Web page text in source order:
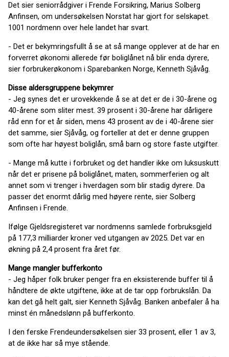
Det sier seniorrådgiver i Frende Forsikring, Marius Solberg
Anfinsen, om undersøkelsen Norstat har gjort for selskapet.
1001 nordmenn over hele landet har svart.
- Det er bekymringsfullt å se at så mange opplever at de har en
forverret økonomi allerede før boliglånet nå blir enda dyrere,
sier forbrukerøkonom i Sparebanken Norge, Kenneth Sjåvåg.
Disse aldersgruppene bekymrer
- Jeg synes det er urovekkende å se at det er de i 30-årene og
40-årene som sliter mest. 39 prosent i 30-årene har dårligere
råd enn for et år siden, mens 43 prosent av de i 40-årene sier
det samme, sier Sjåvåg, og forteller at det er denne gruppen
som ofte har høyest boliglån, små barn og store faste utgifter.
- Mange må kutte i forbruket og det handler ikke om luksuskutt
når det er prisene på boliglånet, maten, sommerferien og alt
annet som vi trenger i hverdagen som blir stadig dyrere. Da
passer det enormt dårlig med høyere rente, sier Solberg
Anfinsen i Frende.
Ifølge Gjeldsregisteret var nordmenns samlede forbruksgjeld
på 177,3 milliarder kroner ved utgangen av 2025. Det var en
økning på 2,4 prosent fra året før.
Mange mangler bufferkonto
- Jeg håper folk bruker penger fra en eksisterende buffer til å
håndtere de økte utgiftene, ikke at de tar opp forbrukslån. Da
kan det gå helt galt, sier Kenneth Sjåvåg. Banken anbefaler å ha
minst én månedslønn på bufferkonto.
I den ferske Frendeundersøkelsen sier 33 prosent, eller 1 av 3,
at de ikke har så mye stående.